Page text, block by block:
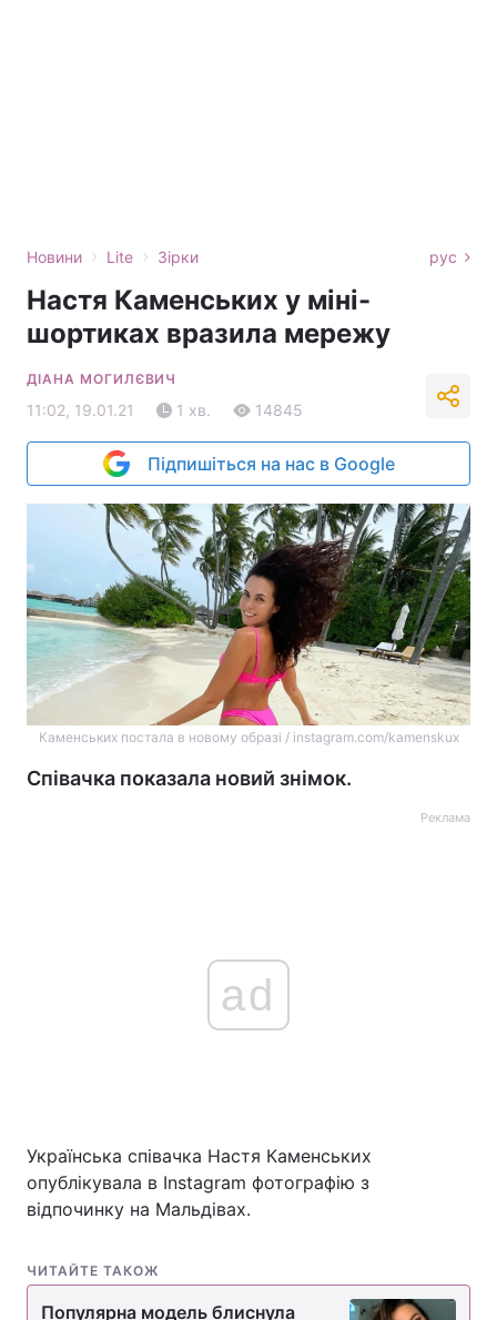
Новини › Lite › Зірки рус
Настя Каменських у міні-
шортиках вразила мережу
ДІАНА МОГИЛЄВИЧ
11:02, 19.01.21 1 хв. 14845
Підпишіться на нас в Google
Каменських постала в новому образі / instagram.com/kamenskux
Співачка показала новий знімок.
Реклама
ad
Українська співачка Настя Каменських
опублікувала в Instagram фотографію з
відпочинку на Мальдівах.
ЧИТАЙТЕ ТАКОЖ
Популярна модель блиснула